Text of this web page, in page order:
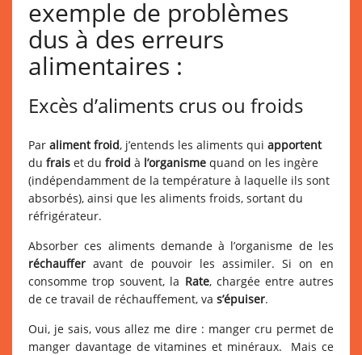
exemple de problèmes
dus à des erreurs
alimentaires :
Excès d’aliments crus ou froids
Par aliment froid, j’entends les aliments qui apportent
du frais et du froid à l’organisme quand on les ingère
(indépendamment de la température à laquelle ils sont
absorbés), ainsi que les aliments froids, sortant du
réfrigérateur.
Absorber ces aliments demande à l’organisme de les
réchauffer avant de pouvoir les assimiler. Si on en
consomme trop souvent, la Rate, chargée entre autres
de ce travail de réchauffement, va s’épuiser.
Oui, je sais, vous allez me dire : manger cru permet de
manger davantage de vitamines et minéraux. Mais ce